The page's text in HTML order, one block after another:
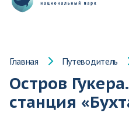
Главная Путеводитель
Остров
станция